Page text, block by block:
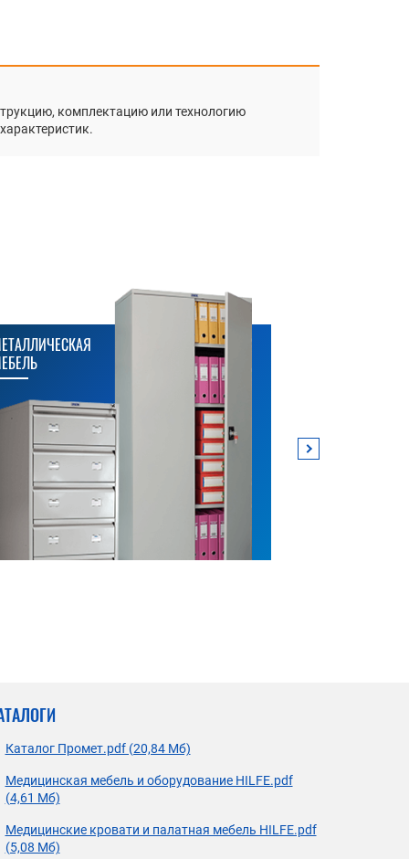
комплектацию или технологию
Каталог Промет.pdf (20,84 Мб)
Медицинская мебель и оборудование HILFE.pdf
(4,61 Мб)
Медицинские кровати и палатная мебель HILFE.pdf
(5,08 Мб)